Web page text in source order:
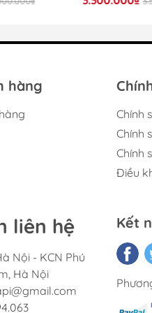
từ gỗ công nghiệp MDF
đen kết hợp kính trong
đều
hàng
Chính
Chính
Chính
Điều
liên hệ
Nội - KCN Phú
Hà Nội
Kết